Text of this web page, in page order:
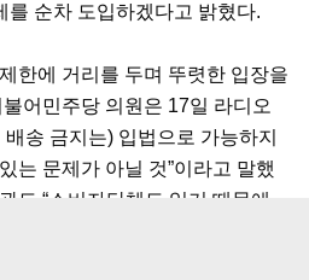
를 순차 도입하겠다고 밝혔다.
한에 거리를 두며 뚜렷한 입장을
어민주당 의원은 17일 라디오
송 금지는) 입법으로 가능하지
는 문제가 아닐 것”이라고 말했
도 “소비자단체도 있기 때문에